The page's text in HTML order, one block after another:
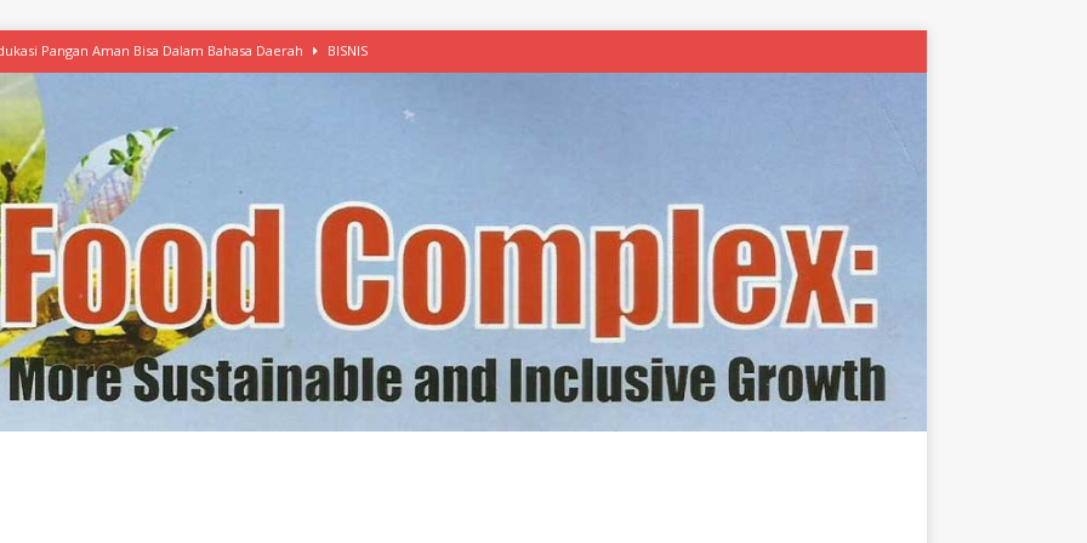
Pangan Aman Bisa Dalam Bahasa Daerah BISNIS
Mulai Ekspansi, IKEA dan MSC Dukung Seafood Berkelanjutan
Free Versi Healthy Choice, Tepung Talas Kimpul Pilihan Menu Sehat
Latih Olah Singkong, KKN Universitas Lampung Kenalkan Sosmocaf
Makanan dengan McCormick, Ciptakan Raksasa Rp1.100 Triliun